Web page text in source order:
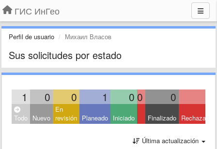
ГИС ИнГео
Perfil de usuario Михаил Власов
Sus solicitudes por estado
1 0 0 1 0 0 0
Todo Nuevo
En
revisión Planeado Iniciado Finalizado Rechazado
Última actualización